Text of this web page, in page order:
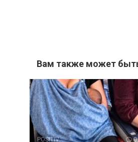
Вам также может
POSITIV 0